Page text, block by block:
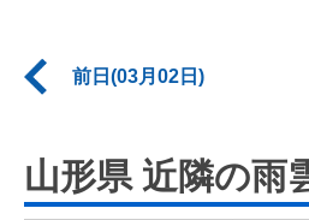
前日(03月02日)
山形県 近隣の雨